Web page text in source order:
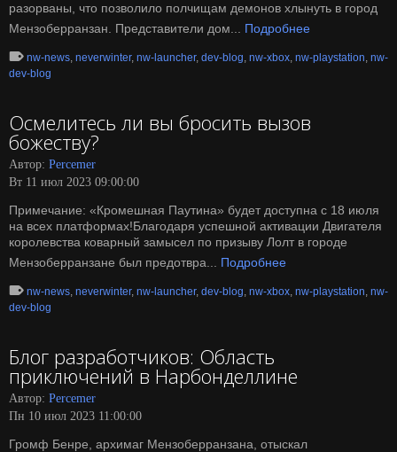
разорваны, что позволило полчищам демонов хлынуть в город
Мензоберранзан. Представители дом... Подробнее
nw-news, neverwinter, nw-launcher, dev-blog, nw-xbox, nw-playstation, nw-
dev-blog
Осмелитесь ли вы бросить вызов
божеству?
Автор: Percemer
Вт 11 июл 2023 09:00:00
Примечание: «Кромешная Паутина» будет доступна с 18 июля
на всех платформах!Благодаря успешной активации Двигателя
королевства коварный замысел по призыву Лолт в городе
Мензоберранзане был предотвра... Подробнее
nw-news, neverwinter, nw-launcher, dev-blog, nw-xbox, nw-playstation, nw-
dev-blog
Блог разработчиков: Область
приключений в Нарбонделлине
Автор: Percemer
Пн 10 июл 2023 11:00:00
Громф Бенре, архимаг Мензоберранзана, отыскал